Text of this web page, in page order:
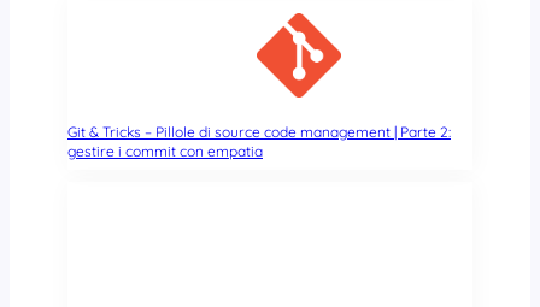
Git & Tricks – Pillole di source code management | Parte 2:
gestire i commit con empatia